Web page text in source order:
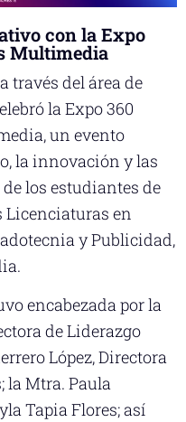
con la Expo
Multimedia
través del área de
la Expo 360
un evento
la innovación y las
los estudiantes de
Licenciaturas en
y Publicidad,
encabezada por la
de Liderazgo
López, Directora
la Mtra. Paula
Tapia Flores; así